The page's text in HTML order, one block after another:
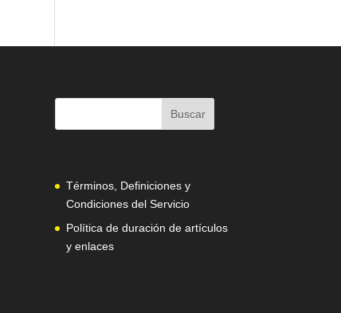
Términos, Definiciones y
Condiciones del Servicio
Política de duración de artículos
y enlaces